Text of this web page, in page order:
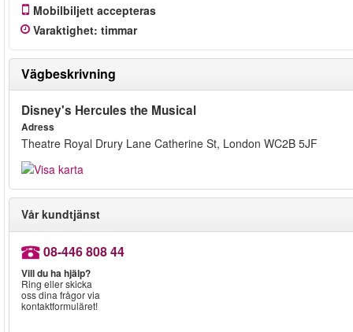
Mobilbiljett accepteras
Varaktighet: timmar
Vägbeskrivning
Disney's Hercules the Musical
Adress
Theatre Royal Drury Lane Catherine St, London WC2B 5JF
Vår kundtjänst
08-446 808 44
Vill du ha hjälp?
Ring eller skicka
oss dina frågor via
kontaktformuläret!